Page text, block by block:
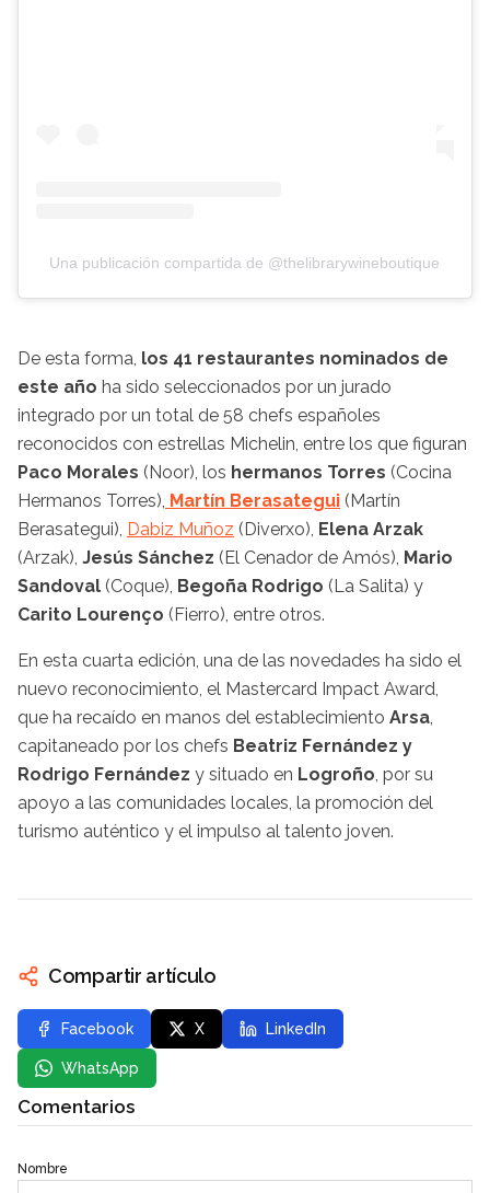
Una publicación compartida de @thelibrarywineboutique
De esta forma, los 41 restaurantes nominados de
este año ha sido seleccionados por un jurado
integrado por un total de 58 chefs españoles
reconocidos con estrellas Michelin, entre los que figuran
Paco Morales (Noor), los hermanos Torres (Cocina
Hermanos Torres), Martín Berasategui (Martín
Berasategui), Dabiz Muñoz (Diverxo), Elena Arzak
(Arzak), Jesús Sánchez (El Cenador de Amós), Mario
Sandoval (Coque), Begoña Rodrigo (La Salita) y
Carito Lourenço (Fierro), entre otros.
En esta cuarta edición, una de las novedades ha sido el
nuevo reconocimiento, el Mastercard Impact Award,
que ha recaído en manos del establecimiento Arsa,
capitaneado por los chefs Beatriz Fernández y
Rodrigo Fernández y situado en Logroño, por su
apoyo a las comunidades locales, la promoción del
turismo auténtico y el impulso al talento joven.
Compartir artículo
Facebook X LinkedIn
WhatsApp
Comentarios
Nombre